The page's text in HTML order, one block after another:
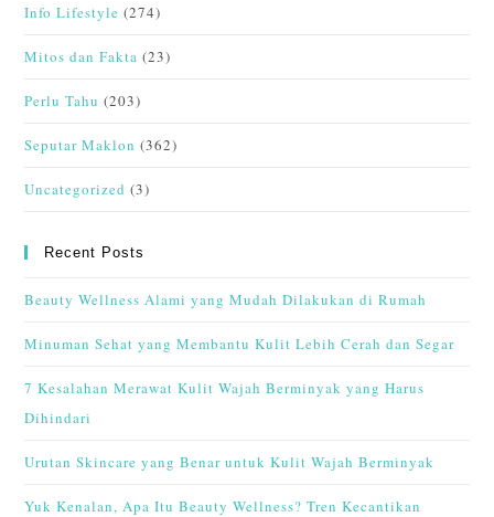
Info Lifestyle (274)
Mitos dan Fakta (23)
Perlu Tahu (203)
Seputar Maklon (362)
Uncategorized (3)
Recent Posts
Beauty Wellness Alami yang Mudah Dilakukan di Rumah
Minuman Sehat yang Membantu Kulit Lebih Cerah dan Segar
7 Kesalahan Merawat Kulit Wajah Berminyak yang Harus
Dihindari
Urutan Skincare yang Benar untuk Kulit Wajah Berminyak
Yuk Kenalan, Apa Itu Beauty Wellness? Tren Kecantikan